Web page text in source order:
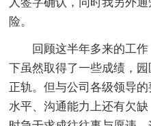
险。
回顾这半年多来的工作
下虽然取得了一些成绩，
正轨。但与公司各级领导
水平、沟通能力上还有欠